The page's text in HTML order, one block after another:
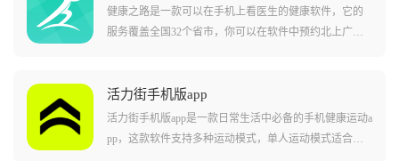
划，具体到每一组做了多少个、多少重量，每周训练几
次，每周都什么时候练等，然后系统会基于你记录的数
每天健身消耗的脂肪，清楚了解自己的身体状况以及消
耗的能量，同时软件还会根据用户的身体状态给一些专
业指导。
健康之路是一款可以在手机上看医生的健康软件，它的
服务覆盖全国32个省市，你可以在软件中预约北上广深
解决方案，提供专业的就医陪诊，解决异地就医找不到
路、家里没人陪等尴尬问题。
活力街手机版app
活力街手机版app是一款日常生活中必备的手机健康运动a
pp，这款软件支持多种运动模式，单人运动模式适合一